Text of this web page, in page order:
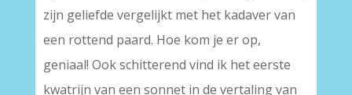
zijn geliefde vergelijkt met het kadaver van
een rottend paard. Hoe kom je er op,
geniaal! Ook schitterend vind ik het eerste
kwatrijn van een sonnet in de vertaling van